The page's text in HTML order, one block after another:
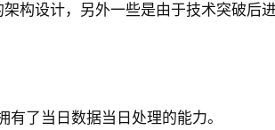
构设计，另外一些是由于技术突破后
了当日数据当日处理的能力。